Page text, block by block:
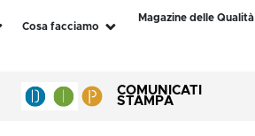
Cosa facciamo
Magazine delle Qualità
COMUNICATI
STAMPA